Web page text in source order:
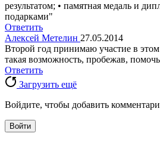
результатом; • памятная медаль и
подарками"
Ответить
Алексей Метелин 27.05.2014
Второй год принимаю участие в
такая возможность, пробежав,
Ответить
Загрузить ещё
Войдите, чтобы добавить
Войти